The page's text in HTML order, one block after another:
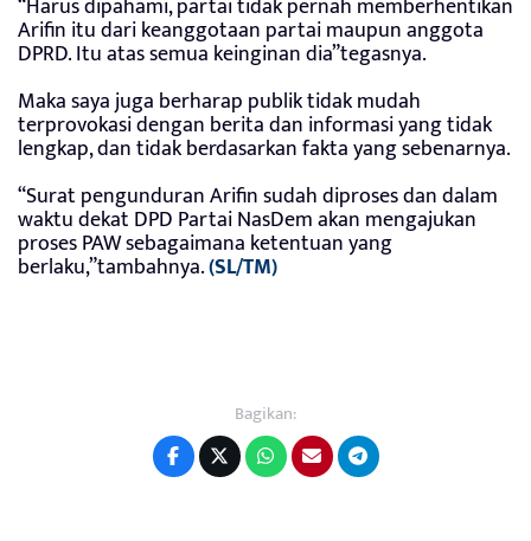
Arifin itu dari keanggotaan partai maupun anggota
DPRD. Itu atas semua keinginan dia”tegasnya.
Maka saya juga berharap publik tidak mudah
terprovokasi dengan berita dan informasi yang tidak
lengkap, dan tidak berdasarkan fakta yang sebenarnya.
“Surat pengunduran Arifin sudah diproses dan dalam
waktu dekat DPD Partai NasDem akan mengajukan
proses PAW sebagaimana ketentuan yang
berlaku,”tambahnya.(SL/TM)
Bagikan: